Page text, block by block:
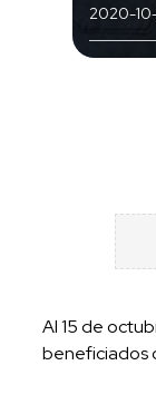
2020-
Al 15 de
beneficiados